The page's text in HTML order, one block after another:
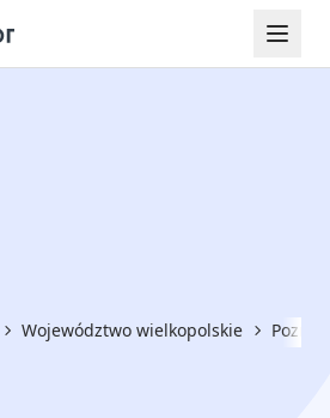
Województwo wielkopolskie Poznań